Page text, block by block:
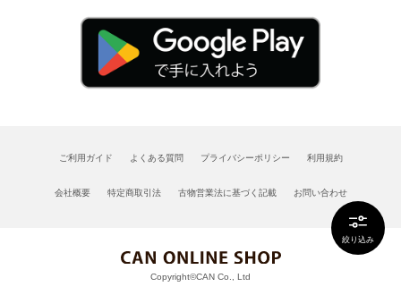
絞り込み
ご利用ガイド よくある質問 プライバシーポリシー 利用規約
会社概要 特定商取引法 古物営業法に基づく記載 お問い合わせ
Copyright©CAN Co., Ltd